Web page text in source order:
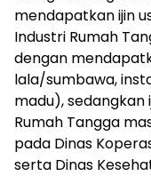
mendapatkan ijin
Industri Rumah
dengan
lala/sumbawa,
madu), sedangkan
Rumah Tangga
pada Dinas
serta Dinas